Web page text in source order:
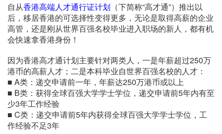
自从香港高端人才通行证计划 （下简称“高才通”）推出以
后，移居香港的可选择性变得更多，无论是取得高薪的企业
高管，还是刚从世界百强名校毕业进入职场的新人，都有机
会快速拿香港身份！
因为香港高才通计划主要针对两类人，一是年薪超过250万
港币的高薪人才；二是本科毕业自世界百强名校的人才：
■ A类：递交申请前一年，年薪达250万港币或以上
■ B类：获得全球百强大学学士学位，递交申请前5年内有至
少3年工作经验
■ C类：递交申请前5年内获得全球百强大学学士学位，工
作经验不足3年